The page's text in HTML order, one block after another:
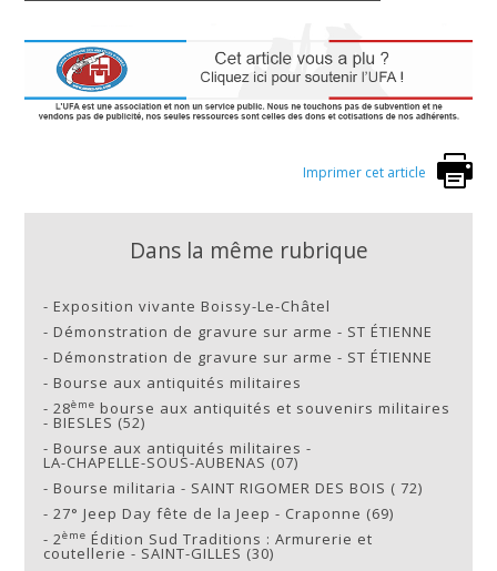
Imprimer cet article
Dans la même rubrique
-Exposition vivante Boissy-Le-Châtel
-Démonstration de gravure sur arme - ST ÉTIENNE
-Démonstration de gravure sur arme - ST ÉTIENNE
-Bourse aux antiquités militaires
-28ème bourse aux antiquités et souvenirs militaires
- BIESLES (52)
-Bourse aux antiquités militaires -
LA-CHAPELLE-SOUS-AUBENAS (07)
-Bourse militaria - SAINT RIGOMER DES BOIS ( 72)
-27° Jeep Day fête de la Jeep - Craponne (69)
-2ème Édition Sud Traditions : Armurerie et
coutellerie - SAINT-GILLES (30)